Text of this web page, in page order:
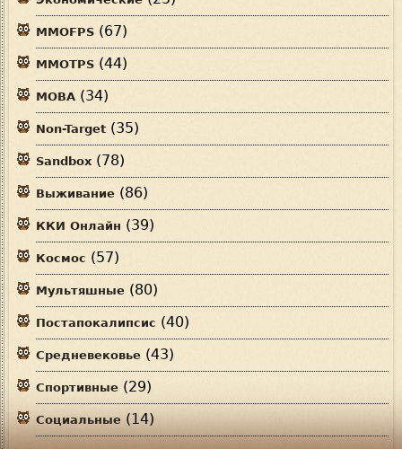
MMOFPS (67)
MMOTPS (44)
MOBA (34)
Non-Target (35)
Sandbox (78)
Выживание (86)
ККИ Онлайн (39)
Космос (57)
Мультяшные (80)
Постапокалипсис (40)
Средневековье (43)
Спортивные (29)
Социальные (14)